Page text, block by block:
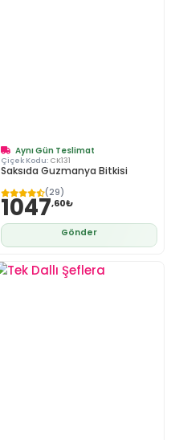
Aynı Gün Teslimat
Çiçek Kodu: CK131
Saksıda Guzmanya Bitkisi
(29)
1047,60₺
Gönder